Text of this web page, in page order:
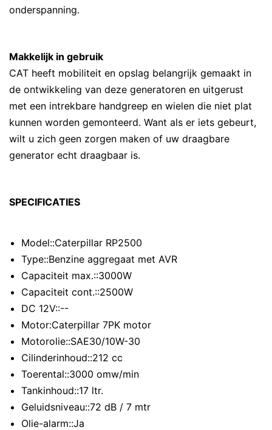
onderspanning.
Makkelijk in gebruik
CAT heeft mobiliteit en opslag belangrijk gemaakt in
de ontwikkeling van deze generatoren en uitgerust
met een intrekbare handgreep en wielen die niet plat
kunnen worden gemonteerd. Want als er iets gebeurt,
wilt u zich geen zorgen maken of uw draagbare
generator echt draagbaar is.
SPECIFICATIES
Model::Caterpillar RP2500
Type::Benzine aggregaat met AVR
Capaciteit max.::3000W
Capaciteit cont.::2500W
DC 12V::--
Motor:Caterpillar 7PK motor
Motorolie::SAE30/10W-30
Cilinderinhoud::212 cc
Toerental::3000 omw/min
Tankinhoud::17 ltr.
Geluidsniveau::72 dB / 7 mtr
Olie-alarm::Ja